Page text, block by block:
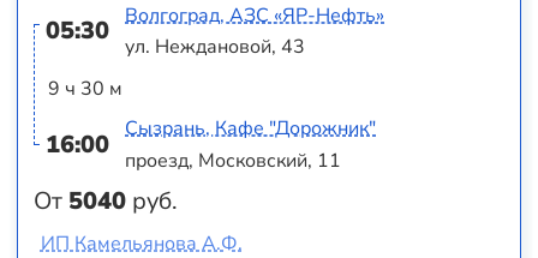
05:30
9 ч 30 м
16:00
От 5040 руб.
Волгоград, АЗС «ЯР-Нефть»
ул. Неждановой, 43
Сызрань, Кафе "Дорожник"
проезд, Московский, 11
ИП Камельянова А.Ф.